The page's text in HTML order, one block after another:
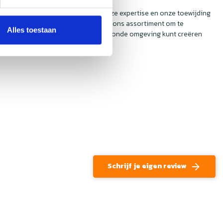
Alles toestaan
Nedfan staan we bekend om onze expertise en onze toewijding
Neem snel een kijkje in ons assortiment om te
tillen, zodat u een veilige en gezonde omgeving kunt creëren
Schrijf je eigen review